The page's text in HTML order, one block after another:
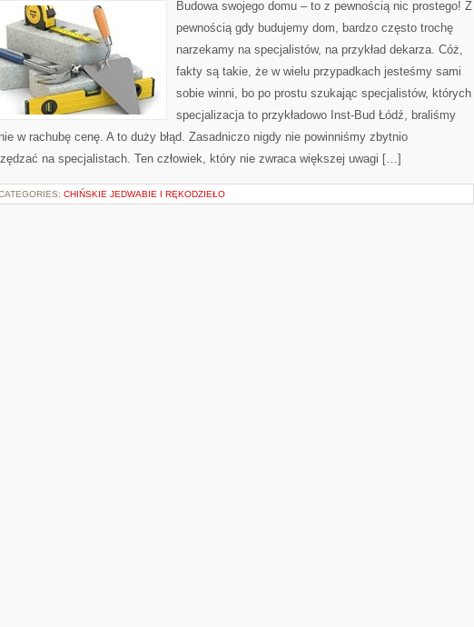
FIRM
BRANŻY
Budowa swojego domu – to z pewnością nic prostego! Z
pewnością gdy budujemy dom, bardzo często trochę
narzekamy na specjalistów, na przykład dekarza. Cóż,
fakty są takie, że w wielu przypadkach jesteśmy sami
sobie winni, bo po prostu szukając specjalistów, których
specjalizacja to przykładowo Inst-Bud Łódź, braliśmy
w rachubę cenę. A to duży błąd. Zasadniczo nigdy nie powinniśmy zbytnio
na specjalistach. Ten człowiek, który nie zwraca większej uwagi […]
CHIŃSKIE JEDWABIE I RĘKODZIEŁO